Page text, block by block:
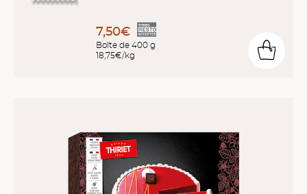
7,50€
Boîte de 400 g
18,75€/kg